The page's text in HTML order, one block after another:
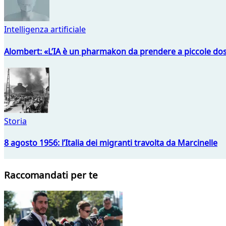
Intelligenza artificiale
Alombert: «L’IA è un pharmakon da prendere a piccole
Storia
8 agosto 1956: l’Italia dei migranti travolta da Marcinelle
Raccomandati per te